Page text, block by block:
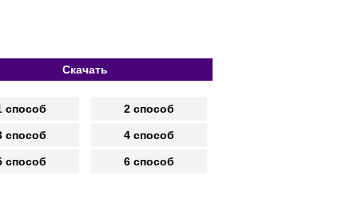
Скачать
способ 2 способ
способ 4 способ
способ 6 способ